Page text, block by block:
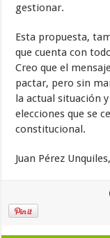
gestionar.
Esta propuesta,
que cuenta con
Creo que el
pactar, pero sin
la actual situación
elecciones que se
constitucional.
Juan Pérez